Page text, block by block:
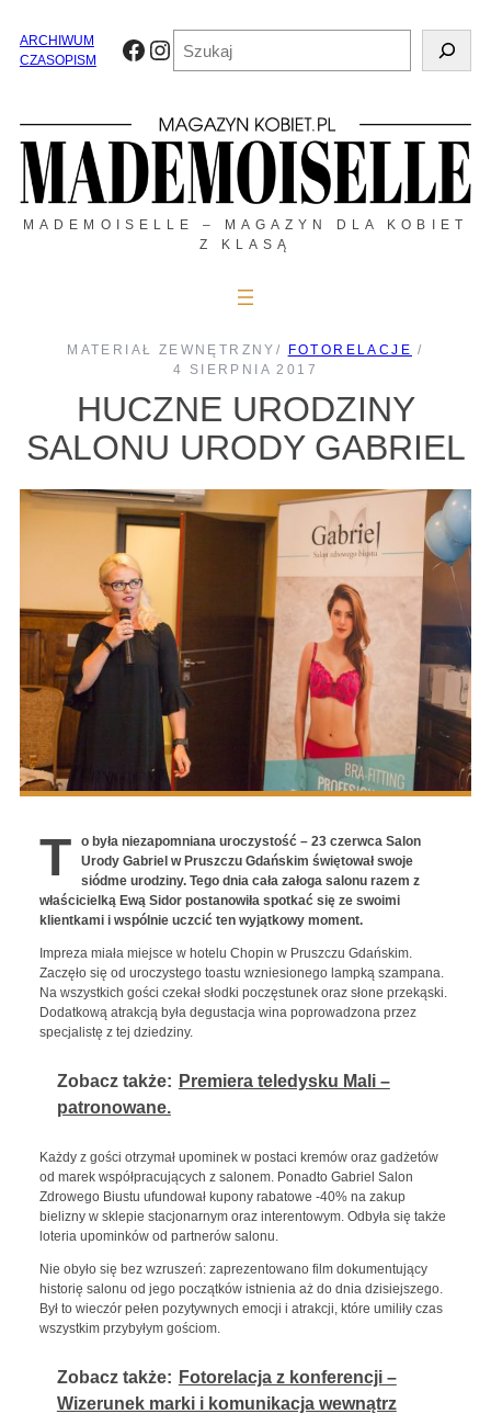
treściARCHIWUM
CZASOPISM
Facebook
Instagram
MADEMOISELLE – MAGAZYN DLA KOBIET
Z KLASĄ
MATERIAŁ ZEWNĘTRZNY / FOTORELACJE /
4 SIERPNIA 2017
HUCZNE URODZINY
SALONU URODY GABRIEL
T
o była niezapomniana uroczystość – 23 czerwca Salon
Urody Gabriel w Pruszczu Gdańskim świętował swoje
siódme urodziny. Tego dnia cała załoga salonu razem z
właścicielką Ewą Sidor postanowiła spotkać się ze swoimi
klientkami i wspólnie uczcić ten wyjątkowy moment.
Impreza miała miejsce w hotelu Chopin w Pruszczu Gdańskim.
Zaczęło się od uroczystego toastu wzniesionego lampką szampana.
Na wszystkich gości czekał słodki poczęstunek oraz słone przekąski.
Dodatkową atrakcją była degustacja wina poprowadzona przez
specjalistę z tej dziedziny.
Zobacz także: Premiera teledysku Mali –
patronowane.
Każdy z gości otrzymał upominek w postaci kremów oraz gadżetów
od marek współpracujących z salonem. Ponadto Gabriel Salon
Zdrowego Biustu ufundował kupony rabatowe -40% na zakup
bielizny w sklepie stacjonarnym oraz interentowym. Odbyła się także
loteria upominków od partnerów salonu.
Nie obyło się bez wzruszeń: zaprezentowano film dokumentujący
historię salonu od jego początków istnienia aż do dnia dzisiejszego.
Był to wieczór pełen pozytywnych emocji i atrakcji, które umiliły czas
wszystkim przybyłym gościom.
Zobacz także: Fotorelacja z konferencji –
Wizerunek marki i komunikacja wewnątrz